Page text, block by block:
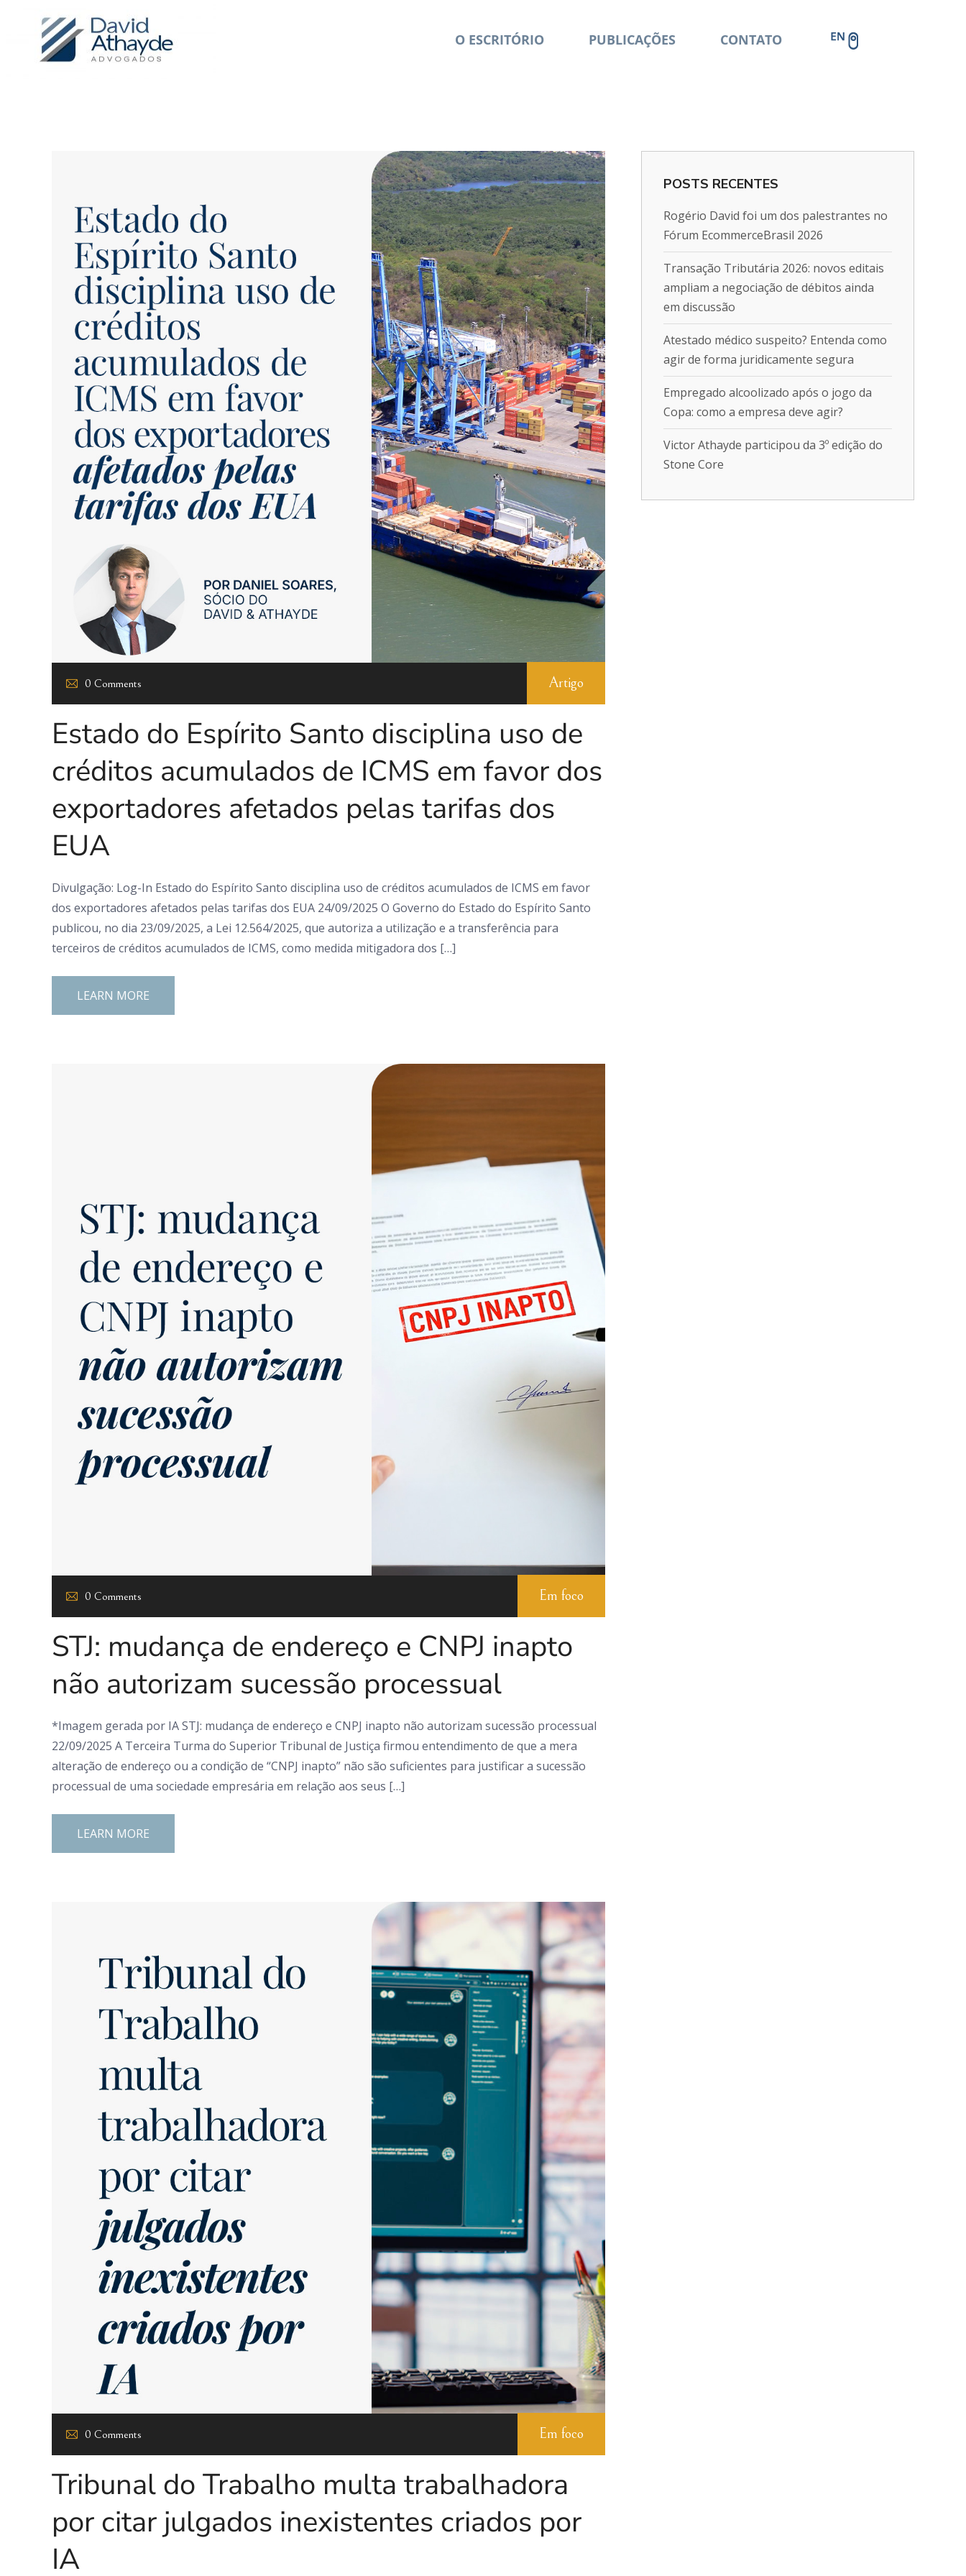
O ESCRITÓRIO PUBLICAÇÕES CONTATO
Artigo
0 Comments
Estado do Espírito Santo disciplina uso de
créditos acumulados de ICMS em favor dos
exportadores afetados pelas tarifas dos
EUA
Divulgação: Log-In Estado do Espírito Santo disciplina uso de créditos acumulados de ICMS em favor
dos exportadores afetados pelas tarifas dos EUA 24/09/2025 O Governo do Estado do Espírito Santo
publicou, no dia 23/09/2025, a Lei 12.564/2025, que autoriza a utilização e a transferência para
terceiros de créditos acumulados de ICMS, como medida mitigadora dos […]
LEARN MORE
Em foco
0 Comments
STJ: mudança de endereço e CNPJ inapto
não autorizam sucessão processual
*Imagem gerada por IA STJ: mudança de endereço e CNPJ inapto não autorizam sucessão processual
22/09/2025 A Terceira Turma do Superior Tribunal de Justiça firmou entendimento de que a mera
alteração de endereço ou a condição de “CNPJ inapto” não são suficientes para justificar a sucessão
processual de uma sociedade empresária em relação aos seus […]
LEARN MORE
Em foco
0 Comments
Tribunal do Trabalho multa trabalhadora
por citar julgados inexistentes criados por
IA
POSTS RECENTES
Rogério David foi um dos palestrantes no
Fórum EcommerceBrasil 2026
Transação Tributária 2026: novos editais
ampliam a negociação de débitos ainda
em discussão
Atestado médico suspeito? Entenda como
agir de forma juridicamente segura
Empregado alcoolizado após o jogo da
Copa: como a empresa deve agir?
Victor Athayde participou da 3º edição do
Stone Core